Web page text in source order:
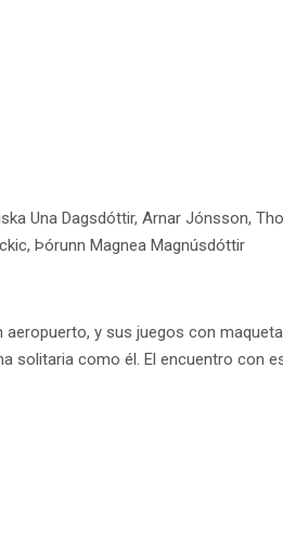
Una Dagsdóttir, Arnar Jónsson,
Þórunn Magnea Magnúsdóttir
y sus juegos con
solitaria como él. El encuentro con